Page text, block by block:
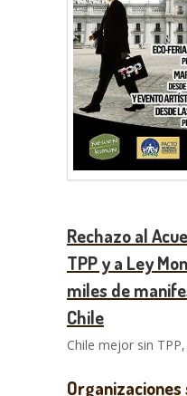
Rechazo al
TPP y a Ley
miles de
Chile
Chile mejor sin